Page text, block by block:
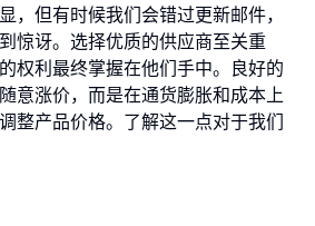
，但有时候我们会错过更新邮件，
惊讶。选择优质的供应商至关重
权利最终掌握在他们手中。良好的
意涨价，而是在通货膨胀和成本上
整产品价格。了解这一点对于我们